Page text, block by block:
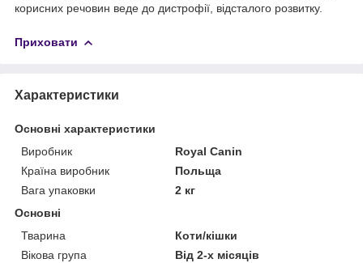
корисних речовин веде до дистрофії, відсталого розвитку.
Приховати
Характеристики
Основні характеристики
Виробник
Royal Canin
Країна виробник
Польща
Вага упаковки
2 кг
Основні
Тварина
Коти/кішки
Вікова група
Від 2-х місяців